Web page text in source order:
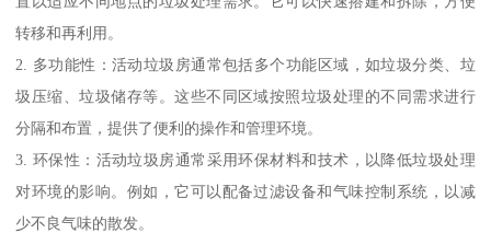
转移和再利用。
2. 多功能性：活动垃圾房通常包括多个功能区域，如垃圾分类、垃
圾压缩、垃圾储存等。这些不同区域按照垃圾处理的不同需求进行
分隔和布置，提供了便利的操作和管理环境。
3. 环保性：活动垃圾房通常采用环保材料和技术，以降低垃圾处理
对环境的影响。例如，它可以配备过滤设备和气味控制系统，以减
少不良气味的散发。